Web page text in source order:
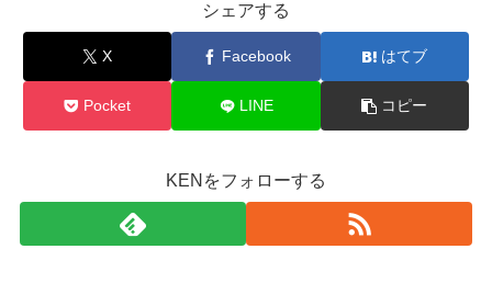
シェアする
X Facebook はてブ
Pocket LINE コピー
KENをフォローする